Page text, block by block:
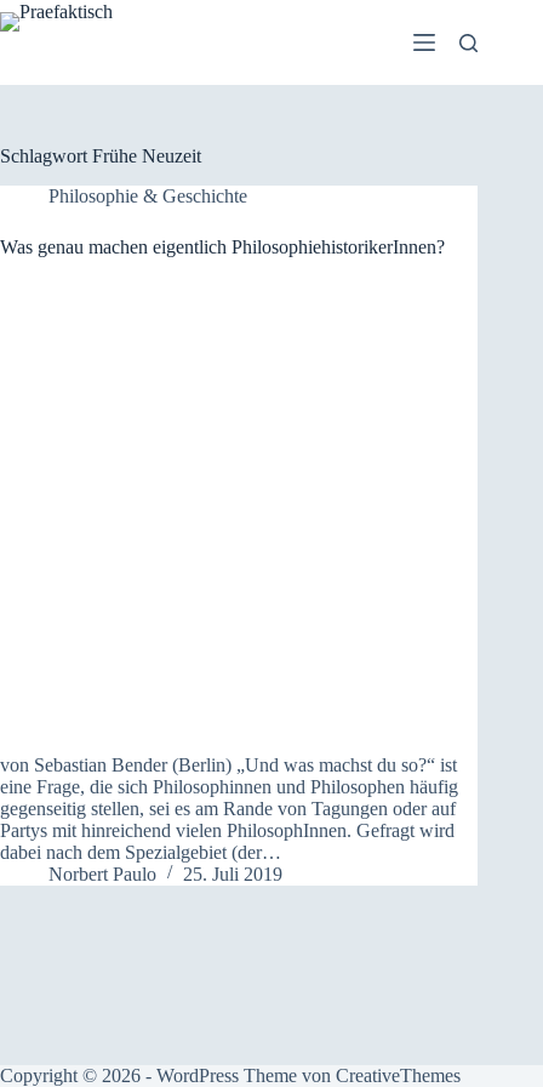
Zum
Inhalt
Schlagwort Frühe Neuzeit
Philosophie & Geschichte
Was genau machen eigentlich PhilosophiehistorikerInnen?
von Sebastian Bender (Berlin) „Und was machst du so?“ ist
eine Frage, die sich Philosophinnen und Philosophen häufig
gegenseitig stellen, sei es am Rande von Tagungen oder auf
Partys mit hinreichend vielen PhilosophInnen. Gefragt wird
dabei nach dem Spezialgebiet (der…
Norbert Paulo
25. Juli 2019
Copyright © 2026 - WordPress Theme von CreativeThemes